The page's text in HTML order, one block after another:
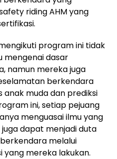
riding AHM yang
program ini tidak
mengenai dasar
namun mereka juga
berkendara
muda dan prediksi
ini, setiap pejuang
menguasai ilmu yang
dapat menjadi duta
melalui
mereka lakukan.